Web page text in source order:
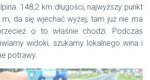
148,2 km długości, najwyższy punkt
da się wjechać wyżej, tam już nie ma
o to właśnie chodzi. Podczas
widoki, szukamy lokalnego wina i
potrawy.